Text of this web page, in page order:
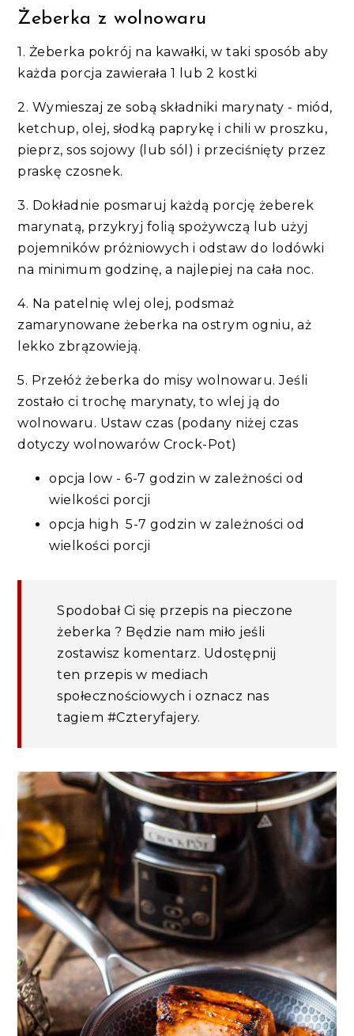
Żeberka z wolnowaru
1. Żeberka pokrój na kawałki, w taki sposób aby
każda porcja zawierała 1 lub 2 kostki
2. Wymieszaj ze sobą składniki marynaty - miód,
ketchup, olej, słodką paprykę i chili w proszku,
pieprz, sos sojowy (lub sól) i przeciśnięty przez
praskę czosnek.
3. Dokładnie posmaruj każdą porcję żeberek
marynatą, przykryj folią spożywczą lub użyj
pojemników próżniowych i odstaw do lodówki
na minimum godzinę, a najlepiej na cała noc.
4. Na patelnię wlej olej, podsmaż
zamarynowane żeberka na ostrym ogniu, aż
lekko zbrązowieją.
5. Przełóż żeberka do misy wolnowaru. Jeśli
zostało ci trochę marynaty, to wlej ją do
wolnowaru. Ustaw czas (podany niżej czas
dotyczy wolnowarów Crock-Pot)
opcja low - 6-7 godzin w zależności od
wielkości porcji
opcja high 5-7 godzin w zależności od
wielkości porcji
Spodobał Ci się przepis na pieczone
żeberka ? Będzie nam miło jeśli
zostawisz komentarz. Udostępnij
ten przepis w mediach
społecznościowych i oznacz nas
tagiem #Czteryfajery.